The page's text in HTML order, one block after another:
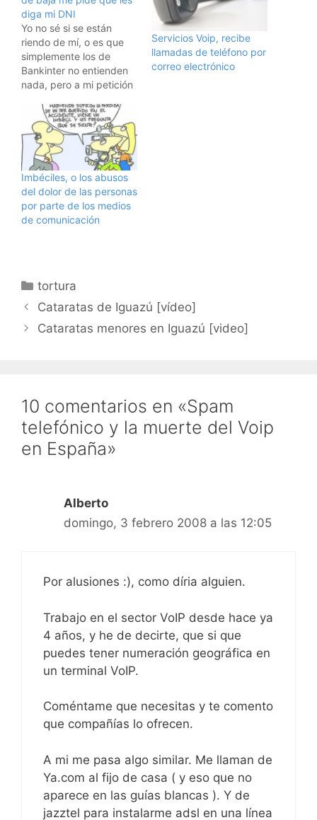
diga mi DNI
Yo no sé si se están
riendo de mí, o es que
simplemente los de
Bankinter no entienden
nada, pero a mi petición
de sus correos
intentando venderme un
servicio telefónico, me
responden:Estimado
cliente,en relación con
su consulta, le
informamos de que
necesitamos que…
Servicios Voip, recibe
llamadas de teléfono por
correo electrónico
Imbéciles, o los abusos
del dolor de las personas
por parte de los medios
de comunicación
Categorías
tortura
Cataratas de Iguazú [vídeo]
Cataratas menores en Iguazú [video]
10 comentarios en «Spam
telefónico y la muerte del Voip
en España»
Alberto
domingo, 3 febrero 2008 a las 12:05
Por alusiones :), como díria alguien.
Trabajo en el sector VoIP desde hace ya
4 años, y he de decirte, que si que
puedes tener numeración geográfica en
un terminal VoIP.
Coméntame que necesitas y te comento
que compañías lo ofrecen.
A mi me pasa algo similar. Me llaman de
Ya.com al fijo de casa ( y eso que no
aparece en las guías blancas ). Y de
jazztel para instalarme adsl en una línea